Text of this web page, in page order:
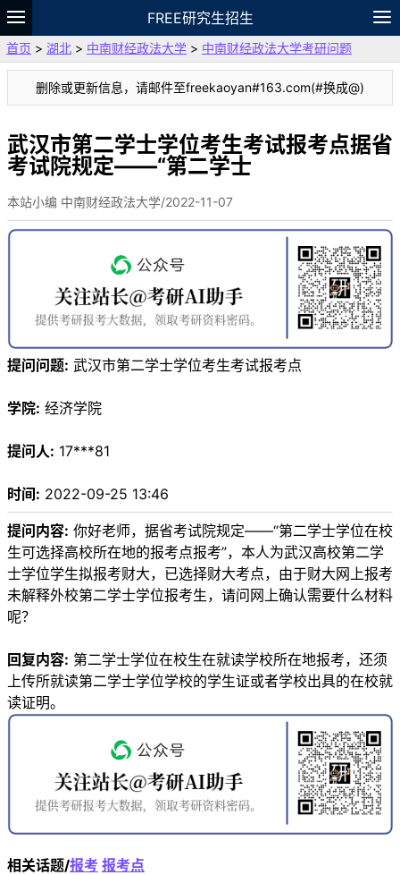
FREE研究生招生
题库
故事 专题 APP 笔记
论坛
VIP
资料
首页 > 湖北 > 中南财经政法大学 > 中南财经政法大学考研问题
删除或更新信息，请邮件至freekaoyan#163.com(#换成@)
武汉市第二学士学位考生考试报考点据省
考试院规定——“第二学士
本站小编 中南财经政法大学/2022-11-07
提问问题: 武汉市第二学士学位考生考试报考点
学院: 经济学院
提问人: 17***81
时间: 2022-09-25 13:46
提问内容: 你好老师，据省考试院规定——“第二学士学位在校
生可选择高校所在地的报考点报考”，本人为武汉高校第二学
士学位学生拟报考财大，已选择财大考点，由于财大网上报考
未解释外校第二学士学位报考生，请问网上确认需要什么材料
呢？
回复内容: 第二学士学位在校生在就读学校所在地报考，还须
上传所就读第二学士学位学校的学生证或者学校出具的在校就
读证明。
相关话题/报考 报考点